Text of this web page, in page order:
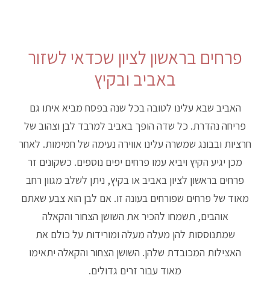
פרחים בראשון לציון שכדאי לשזור
באביב ובקיץ
האביב שבא עלינו לטובה בכל שנה בפסח מביא איתו גם
פריחה נהדרת. כל שדה הופך באביב למרבד לבן וצהוב של
חרציות ובבונג שמשרה עלינו אווירה נעימה של חמימות. לאחר
מכן יגיע הקיץ ויביא עמו פרחים יפים נוספים. כשקונים זר
פרחים בראשון לציון באביב או בקיץ, ניתן לשלב מגוון רחב
מאוד של פרחים שפורחים בעונה זו. אם לבן הוא צבע שאתם
אוהבים, תשמחו להכיר את השושן הצחור והקאלה
שמתנוססות להן מעלה מעלה ומורידות על כולם את
האצילות המכובדת שלהן. השושן הצחור והקאלה יתאימו
מאוד עבור זרים גדולים.